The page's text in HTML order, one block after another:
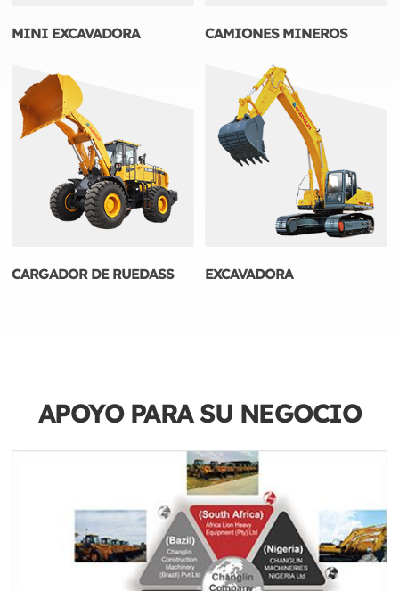
MINI EXCAVADORA CAMIONES MINEROS
CARGADOR DE RUEDASS EXCAVADORA
APOYO PARA SU NEGOCIO